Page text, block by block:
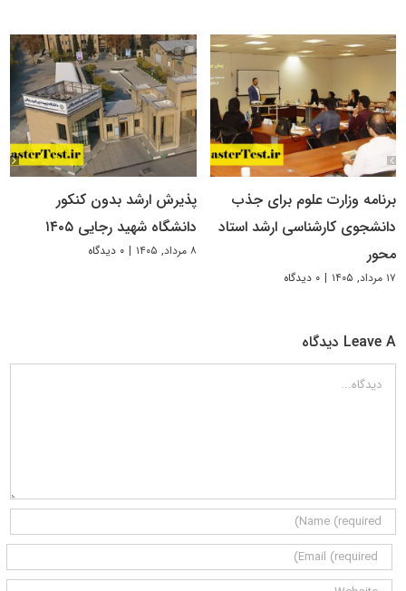
برنامه وزارت علوم برای جذب
دانشجوی کارشناسی ارشد استاد
محور
۱۷ مرداد, ۱۴۰۵ | ۰ دیدگاه
پذیرش ارشد بدون کنکور
دانشگاه شهید رجایی ۱۴۰۵
۸ مرداد, ۱۴۰۵ | ۰ دیدگاه
Leave A دیدگاه
دیدگاه